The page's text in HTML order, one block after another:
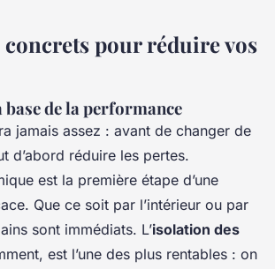
concrets pour réduire vos
de la performance
jamais assez : avant de changer de
d’abord réduire les pertes.
est la première étape d’une
Que ce soit par l’intérieur ou par
sont immédiats. L’isolation des
est l’une des plus rentables : on